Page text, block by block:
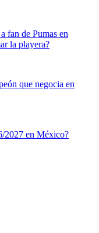
fan de Pumas en
la playera?
que negocia en
2027 en México?